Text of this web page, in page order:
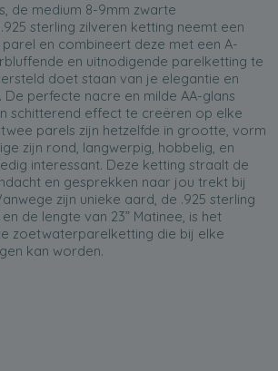
de medium 8-9mm zwarte
sterling zilveren ketting neemt een
en combineert deze met een A-
en uitnodigende parelketting te
doet staan van je elegantie en
perfecte nacre en milde AA-glans
schitterend effect te creëren op elke
parels zijn hetzelfde in grootte, vorm
zijn rond, langwerpig, hobbelig, en
interessant. Deze ketting straalt de
en gesprekken naar jou trekt bij
zijn unieke aard, de .925 sterling
de lengte van 23” Matinee, is het
zoetwaterparelketting die bij elke
kan worden.